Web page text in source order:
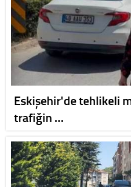
Eskişehir'de tehlikeli
trafiğin …